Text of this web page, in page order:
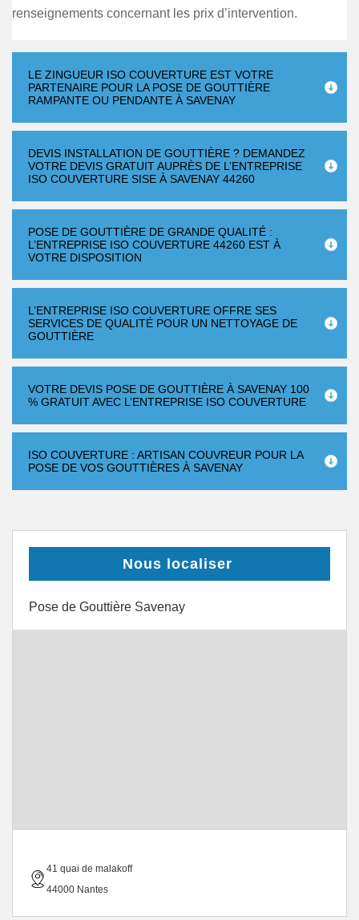
renseignements concernant les prix d’intervention.
LE ZINGUEUR ISO COUVERTURE EST VOTRE
PARTENAIRE POUR LA POSE DE GOUTTIÈRE
RAMPANTE OU PENDANTE À SAVENAY
DEVIS INSTALLATION DE GOUTTIÈRE ? DEMANDEZ
VOTRE DEVIS GRATUIT AUPRÈS DE L’ENTREPRISE
ISO COUVERTURE SISE À SAVENAY 44260
POSE DE GOUTTIÈRE DE GRANDE QUALITÉ :
L’ENTREPRISE ISO COUVERTURE 44260 EST À
VOTRE DISPOSITION
L’ENTREPRISE ISO COUVERTURE OFFRE SES
SERVICES DE QUALITÉ POUR UN NETTOYAGE DE
GOUTTIÈRE
VOTRE DEVIS POSE DE GOUTTIÈRE À SAVENAY 100
% GRATUIT AVEC L’ENTREPRISE ISO COUVERTURE
ISO COUVERTURE : ARTISAN COUVREUR POUR LA
POSE DE VOS GOUTTIÈRES À SAVENAY
Nous localiser
Pose de Gouttière Savenay
41 quai de malakoff
44000 Nantes